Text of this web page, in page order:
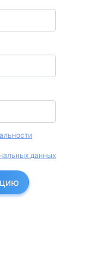
данных